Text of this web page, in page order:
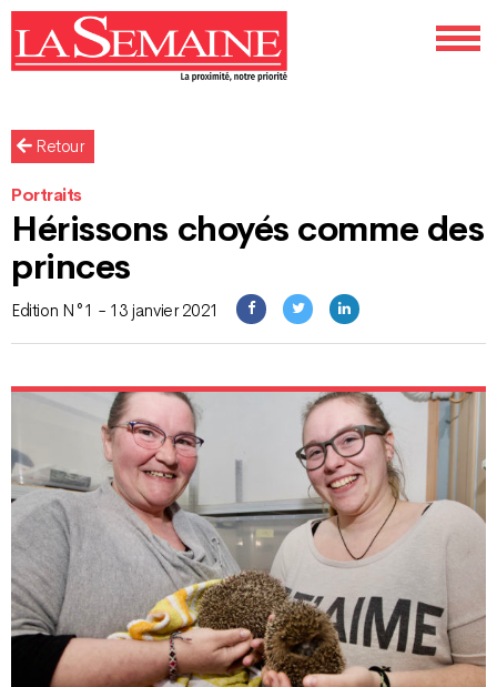
Retour
Portraits
Hérissons choyés comme des
princes
Edition N°1 - 13 janvier 2021